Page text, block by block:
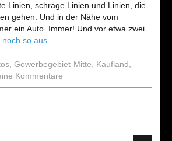
Linien, schräge Linien und Linien, die
gehen. Und in der Nähe vom
ein Auto. Immer! Und vor etwa zwei
so aus
Gewerbegebiet-Mitte Kaufland
Kommentare